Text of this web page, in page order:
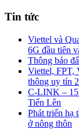
Tin tức
Viettel và
6G đầu tiên
Thông báo
Viettel, FPT,
thông uy tín
C-LINK – 15
Tiến Lên
Phát triển hạ
ở nông thôn